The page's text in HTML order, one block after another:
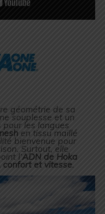
géométrie de sa
souplesse et un
les longues
en tissu maillé
bienvenue pour
Surtout, elle
l’ADN de Hoka
confort et vitesse.